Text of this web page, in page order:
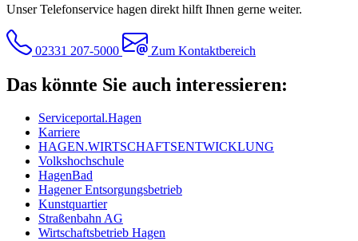
Unser Telefonservice hagen direkt hilft Ihnen gerne weiter.
02331 207-5000 Zum Kontaktbereich
Das könnte Sie auch interessieren:
Serviceportal.Hagen
Karriere
HAGEN.WIRTSCHAFTSENTWICKLUNG
Volkshochschule
HagenBad
Hagener Entsorgungsbetrieb
Kunstquartier
Straßenbahn AG
Wirtschaftsbetrieb Hagen